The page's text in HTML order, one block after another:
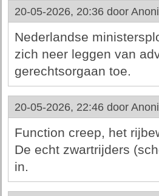
20-05-2026, 20:36 door
Nederlandse
zich neer leggen van
gerechtsorgaan toe.
20-05-2026, 22:46 door
Function creep, het
De echt zwartrijders
in.